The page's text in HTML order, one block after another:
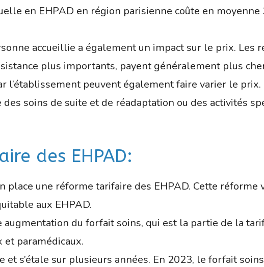
en EHPAD en région parisienne coûte en
accueillie a également un impact sur le prix. Les
plus importants, payent généralement plus
l’établissement peuvent également faire varier le
soins de suite et de réadaptation ou des activités
des EHPAD:
place une réforme tarifaire des EHPAD. Cette
aux EHPAD.
du forfait soins, qui est la partie de la
et paramédicaux.
s’étale sur plusieurs années. En 2023, le forfait